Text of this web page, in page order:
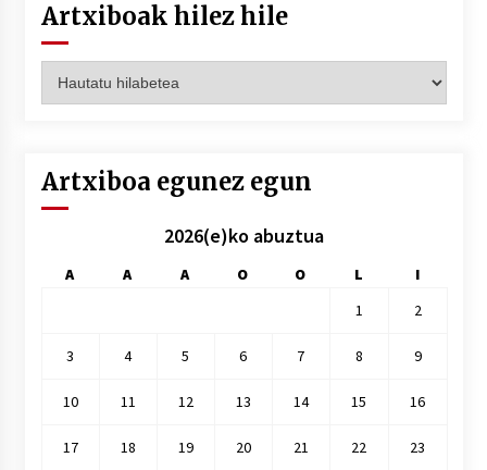
Artxiboak hilez hile
hilez
Artxiboa egunez egun
2026(e)ko abuztua
A A A O O L
I
1
2
3 4 5 6 7 8 9
10 11 12 13 14 15 16
17 18 19 20 21 22 23